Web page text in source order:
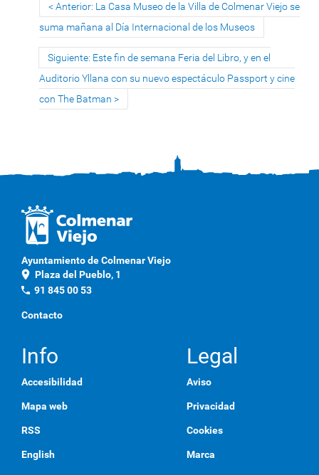
Anterior: La Casa Museo de la Villa de Colmenar Viejo se
suma mañana al Día Internacional de los Museos
Siguiente: Este fin de semana Feria del Libro, y en el
Auditorio Yllana con su nuevo espectáculo Passport y cine
con The Batman
Ayuntamiento de Colmenar Viejo
location_on Plaza del Pueblo, 1
phone 91 845 00 53
Contacto
Info
Accesibilidad
Mapa web
RSS
English
Legal
Aviso
Privacidad
Cookies
Marca